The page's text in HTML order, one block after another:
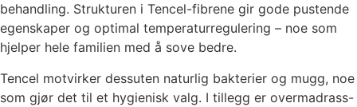
behandling. Strukturen i Tencel-fibrene gir gode pustende
egenskaper og optimal temperaturregulering – noe som
hjelper hele familien med å sove bedre.
Tencel motvirker dessuten naturlig bakterier og mugg, noe
som gjør det til et hygienisk valg. I tillegg er overmadrass-